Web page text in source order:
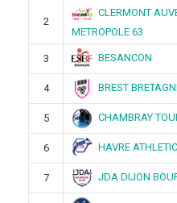
2
CLERMONT
METROPOLE 63
3 BESANCON
4 BREST
5 CHAMBRAY
6 HAVRE ATHLETIC
7 JDA DIJON